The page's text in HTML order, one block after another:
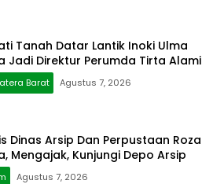
Tanah Datar Lantik Inoki Ulma
Jadi Direktur Perumda Tirta Alami
Barat Agustus 7, 2026
Dinas Arsip Dan Perpustaan Roza
Mengajak, Kunjungi Depo Arsip
Agustus 7, 2026